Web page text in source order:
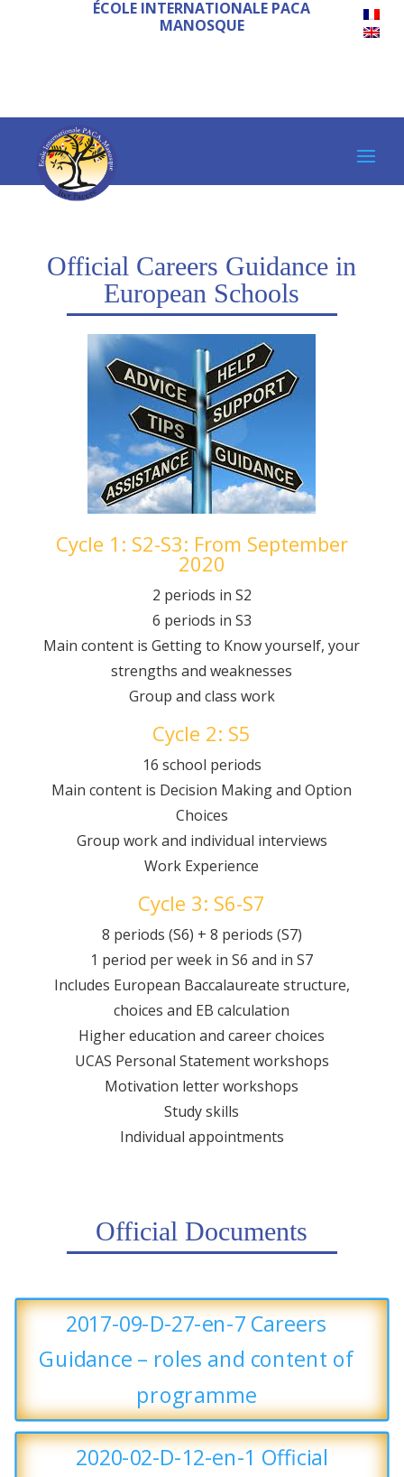
ÉCOLE INTERNATIONALE PACA
MANOSQUE
Official Careers Guidance in
European Schools
Cycle 1: S2-S3: From September
2020
2 periods in S2
6 periods in S3
Main content is Getting to Know yourself, your
strengths and weaknesses
Group and class work
Cycle 2: S5
16 school periods
Main content is Decision Making and Option
Choices
Group work and individual interviews
Work Experience
Cycle 3: S6-S7
8 periods (S6) + 8 periods (S7)
1 period per week in S6 and in S7
Includes European Baccalaureate structure,
choices and EB calculation
Higher education and career choices
UCAS Personal Statement workshops
Motivation letter workshops
Study skills
Individual appointments
Official Documents
2017-09-D-27-en-7 Careers
Guidance – roles and content of
programme
2020-02-D-12-en-1 Official